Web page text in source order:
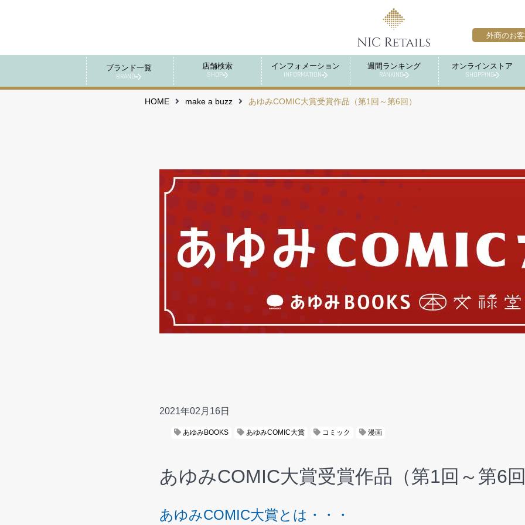
ブランド一覧
BRAND
店舗検索
SHOP
インフォメーション
INFORMATION
週間ランキング
RANKING
オンラインストア
SHOPPING
外商のお
HOME make a buzz あゆみCOMIC大賞受賞作品（第1回～第6回）
2021年02月16日
あゆみBOOKS あゆみCOMIC大賞 コミック 漫画
あゆみCOMIC大賞受賞作品（第1回～第6
あゆみCOMIC大賞とは・・・